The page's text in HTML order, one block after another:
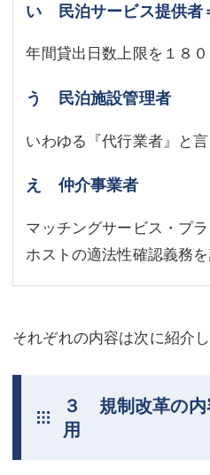
い 民泊サービス提供者
年間貸出日数上限を１８
う 民泊施設管理者
いわゆる『代行業者』と
え 仲介事業者
マッチングサービス・プ
ホストの適法性確認義務
それぞれの内容は次に紹介し
３ 規制改革の内
用